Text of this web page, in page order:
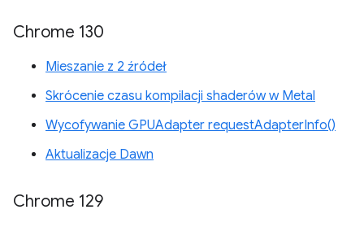
Chrome 130
Mieszanie z 2 źródeł
Skrócenie czasu kompilacji shaderów w Metal
Wycofywanie GPUAdapter requestAdapterInfo()
Aktualizacje Dawn
Chrome 129